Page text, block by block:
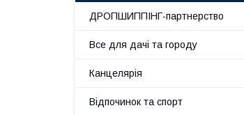
ДРОПШИППІНГ-партнерство
Все для дачі та городу
Канцелярія
Відпочинок та спорт